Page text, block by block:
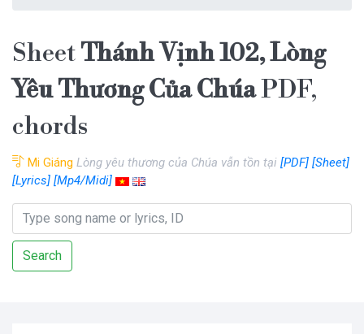
SheetThánh Vịnh 102, Lòng
Yêu Thương Của ChúaPDF,
chords
Mi Giáng Lòng yêu thương của Chúa vẫn tồn tại [PDF] [Sheet]
[Lyrics] [Mp4/Midi]
Search